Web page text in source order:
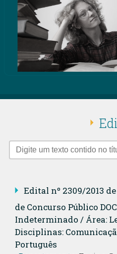
Edital nº 2309/2013
de Concurso Público
Indeterminado / Área:
Disciplinas:
Português